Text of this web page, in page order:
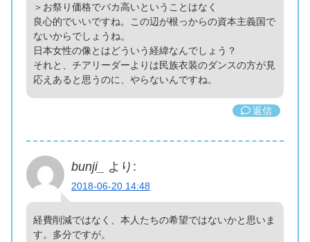
＞お祭り価格でバカ高いということはなく
良心的でいいですね。この辺が根っからの資本主義国で
ないからでしょうね。
日本女性の像とはどういう経緯なんでしょう？
それと、チアリーダーよりは民族衣装のダンスの方が見
応えあると思うのに、やらないんですね。
返信
bunji_ より:
2018-06-20 14:48
経費削減ではなく、本人たちの希望ではないかと思いま
す。多分ですが。